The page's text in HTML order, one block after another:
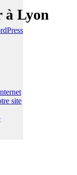
site
à Lyon